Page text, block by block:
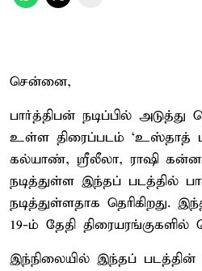
சென்னை,
பார்த்திபன் நடிப்பில் அடுத்து
உள்ள திரைப்படம் ‘உஸ்தாத்
கல்யாண், ஸ்ரீலீலா, ராஷி
நடித்துள்ள இந்தப் படத்தில்
நடித்துள்ளதாக தெரிகிறது.
19-ம் தேதி திரையரங்குகளில்
இந்நிலையில் இந்தப் படத்தின்